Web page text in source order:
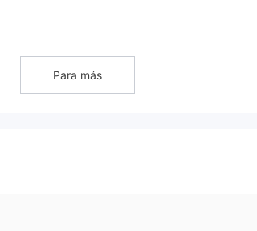
Ltd haexcedido su alcance empresarial
sugiere que Tradeview Ltd está operando
de trading, incluyendo forex y
Para más